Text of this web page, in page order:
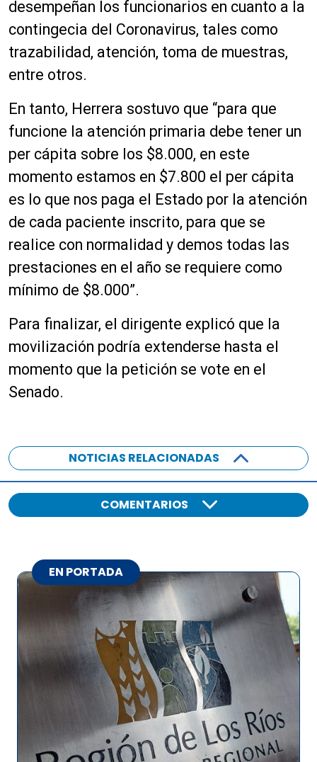
desempeñan los funcionarios en cuanto a la
contingecia del Coronavirus, tales como
trazabilidad, atención, toma de muestras,
entre otros.
En tanto, Herrera sostuvo que “para que
funcione la atención primaria debe tener un
per cápita sobre los $8.000, en este
momento estamos en $7.800 el per cápita
es lo que nos paga el Estado por la atención
de cada paciente inscrito, para que se
realice con normalidad y demos todas las
prestaciones en el año se requiere como
mínimo de $8.000”.
Para finalizar, el dirigente explicó que la
movilización podría extenderse hasta el
momento que la petición se vote en el
Senado.
NOTICIAS RELACIONADAS
COMENTARIOS
EN PORTADA